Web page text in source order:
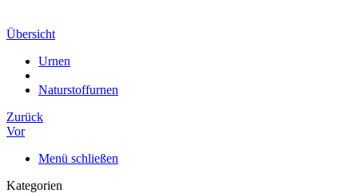
Übersicht
Urnen
Naturstoffurnen
Zurück
Vor
Menü schließen
Kategorien